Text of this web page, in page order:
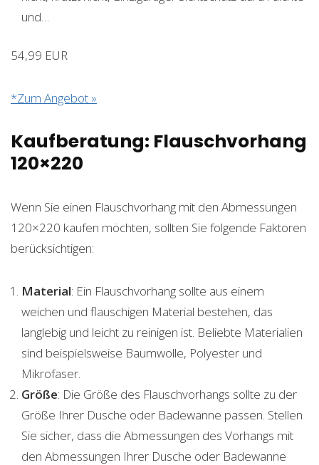
und…
54,99 EUR
*Zum Angebot »
Kaufberatung: Flauschvorhang
120×220
Wenn Sie einen Flauschvorhang mit den Abmessungen
120×220 kaufen möchten, sollten Sie folgende Faktoren
berücksichtigen:
Material: Ein Flauschvorhang sollte aus einem
weichen und flauschigen Material bestehen, das
langlebig und leicht zu reinigen ist. Beliebte Materialien
sind beispielsweise Baumwolle, Polyester und
Mikrofaser.
Größe: Die Größe des Flauschvorhangs sollte zu der
Größe Ihrer Dusche oder Badewanne passen. Stellen
Sie sicher, dass die Abmessungen des Vorhangs mit
den Abmessungen Ihrer Dusche oder Badewanne